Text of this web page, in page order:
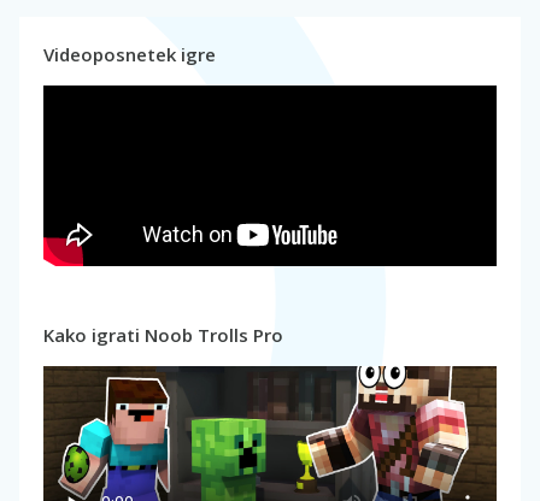
Videoposnetek igre
Kako igrati Noob Trolls Pro